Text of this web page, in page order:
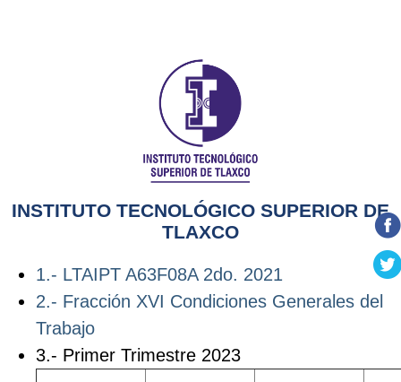
INSTITUTO TECNOLÓGICO SUPERIOR DE
TLAXCO
1.- LTAIPT A63F08A 2do. 2021
2.- Fracción XVI Condiciones Generales del
Trabajo
3.- Primer Trimestre 2023